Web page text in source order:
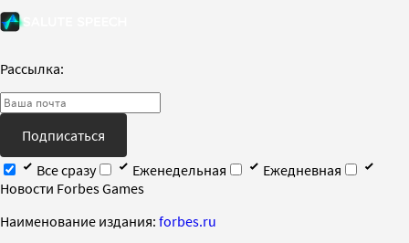
Рассылка:
Подписаться
Все сразу
Еженедельная
Ежедневная
Новости Forbes Games
Наименование издания: forbes.ru